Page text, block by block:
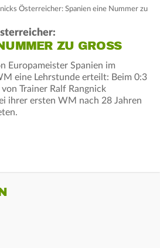
Österreicher: Spanien eine Nummer zu
ZU GROSS
Europameister Spanien im
eine Lehrstunde erteilt: Beim 0:3
Trainer Ralf Rangnick
ihrer ersten WM nach 28 Jahren